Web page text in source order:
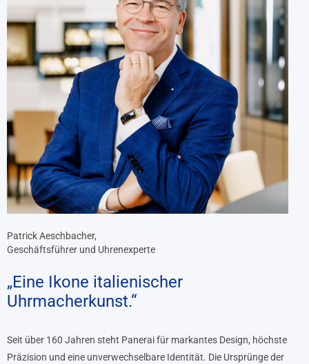
Patrick Aeschbacher,
Geschäftsführer und Uhrenexperte
„Eine Ikone italienischer
Uhrmacherkunst.“
Seit über 160 Jahren steht Panerai für markantes Design, höchste
Präzision und eine unverwechselbare Identität. Die Ursprünge der